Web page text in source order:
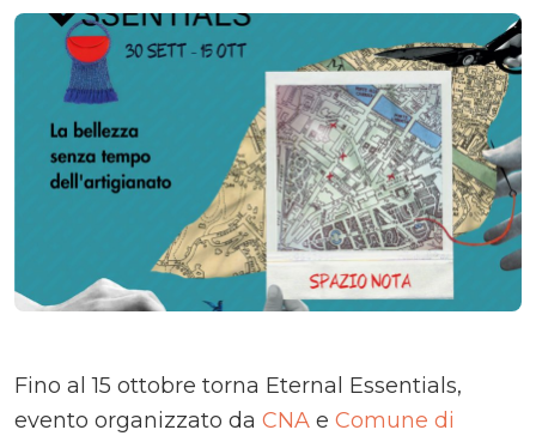
Fino al 15 ottobre torna Eternal Essentials,
evento organizzato da CNA e Comune di